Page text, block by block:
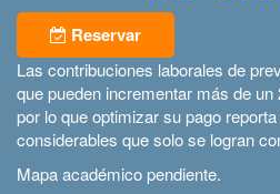
Reservar
Las contribuciones laborales de
que pueden incrementar más de
por lo que optimizar su pago
considerables que solo se logran
Mapa académico pendiente.